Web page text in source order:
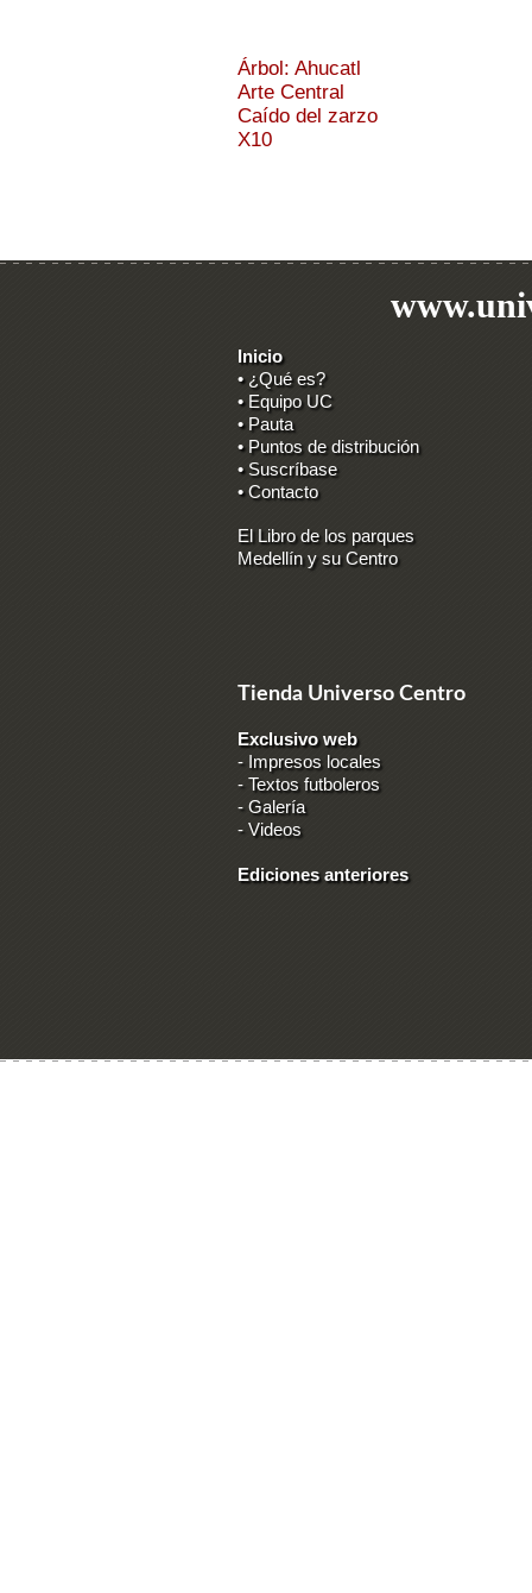
Árbol: Ahucatl
Arte Central
Caído del zarzo
X10
Inicio
• ¿Qué es?
• Equipo UC
• Pauta
• Puntos de distribución
• Suscríbase
• Contacto
El Libro de los parques
Medellín y su Centro
Tienda Universo Centro
Exclusivo web
- Impresos locales
- Textos futboleros
-Galería
-Videos
Ediciones anteriores